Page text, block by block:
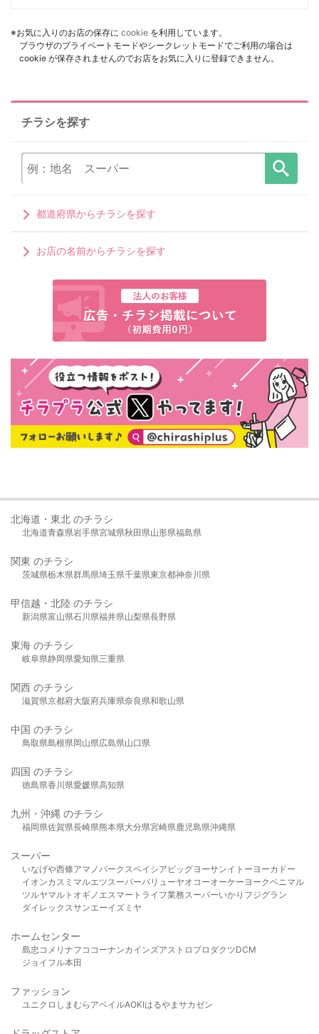
※お気に入りのお店の保存に cookie を利用しています。
ブラウザのプライベートモードやシークレットモードでご利用の場合は
cookie が保存されませんのでお店をお気に入りに登録できません。
チラシを探す
都道府県からチラシを探す
お店の名前からチラシを探す
北海道・東北 のチラシ
北海道青森県岩手県宮城県秋田県山形県福島県
関東 のチラシ
茨城県栃木県群馬県埼玉県千葉県東京都神奈川県
甲信越・北陸 のチラシ
新潟県富山県石川県福井県山梨県長野県
東海 のチラシ
岐阜県静岡県愛知県三重県
関西 のチラシ
滋賀県京都府大阪府兵庫県奈良県和歌山県
中国 のチラシ
鳥取県島根県岡山県広島県山口県
四国 のチラシ
徳島県香川県愛媛県高知県
九州・沖縄 のチラシ
福岡県佐賀県長崎県熊本県大分県宮崎県鹿児島県沖縄県
スーパー
いなげや西條アマノパークスベイシア ビッグヨーサンイトーヨーカドー
イオンカスミ マルエツスーパーバリューヤオコーオーケー ヨークベニマル
ツルヤマルト オギノ エスマート ライフ業務スーパーいかり フジグラン
ダイレックスサンエーイズミヤ
ホームセンター
島忠 コメリ ナフコ コーナンカインズアストロプロダクツDCM
ジョイフル本田
ファッション
ユニクロ しまむら アベイルAOKIはるやま サカゼン